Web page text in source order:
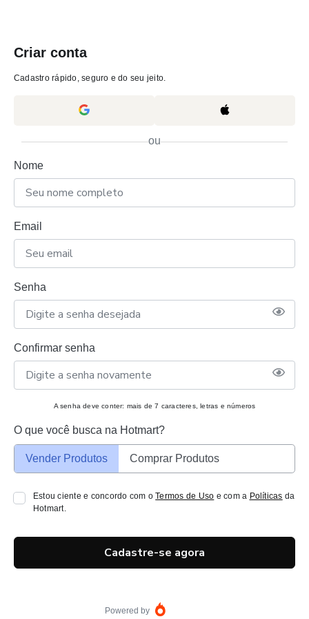
Criar conta
Cadastro rápido, seguro e do seu jeito.
ou
Nome
Email
Senha
Confirmar senha
A senha deve conter: mais de 7 caracteres, letras e números
O que você busca na Hotmart?
Vender Produtos Comprar Produtos
Estou ciente e concordo com oTermos de Uso e com a Políticas da
Hotmart.
Cadastre-se agora
Powered by